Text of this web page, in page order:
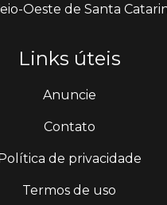
Oeste de Santa
Links úteis
Anuncie
Contato
de privacidade
Termos de uso